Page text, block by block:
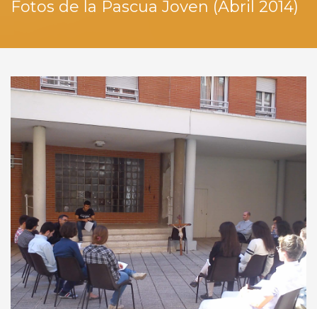
Fotos de la Pascua Joven (Abril 2014)